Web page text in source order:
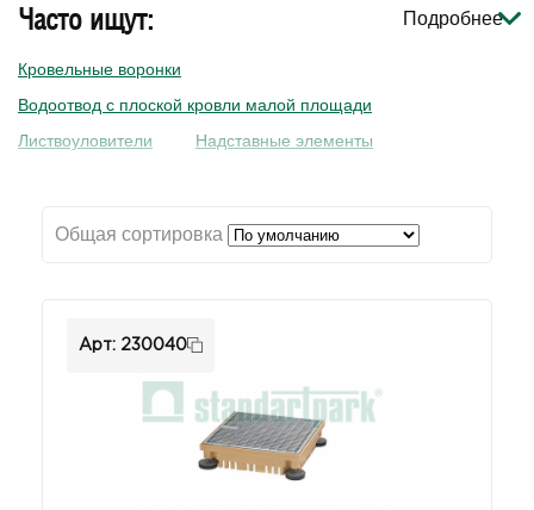
Часто ищут: Подробнее
Кровельные воронки
Водоотвод с плоской кровли малой площади
Листвоуловители
Надставные элементы
Общая сортировка
Арт: 230040